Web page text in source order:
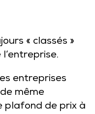
« classés »
entreprises
même
plafond de prix à